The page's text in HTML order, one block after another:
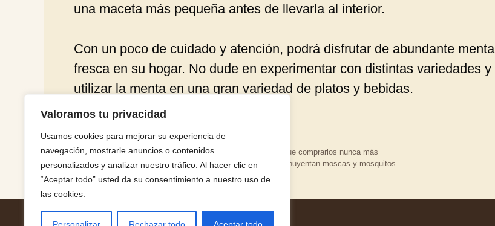
Valoramos tu privacidad
Usamos cookies para mejorar su experiencia de
navegación, mostrarle anuncios o contenidos
personalizados y analizar nuestro tráfico. Al hacer clic en
“Aceptar todo” usted da su consentimiento a nuestro uso de
las cookies.
una maceta más pequeña antes de llevarla al interior.
Con un poco de cuidado y atención, podrá disfrutar de abundante menta
fresca en su hogar. No dude en experimentar con distintas variedades y
utilizar la menta en una gran variedad de platos y bebidas.
Categorías
jardín
Aprende a cultivar aguacates en macetas para no tener que comprarlos nunca más
7 hermosas plantas aromáticas para tener en el balcón: ahuyentan moscas y mosquitos